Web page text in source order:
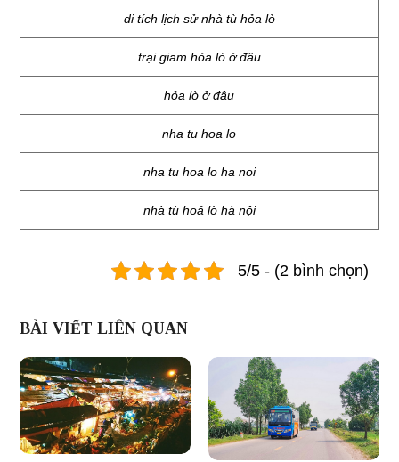
di tích lịch sử nhà tù hỏa lò
trại giam hỏa lò ở đâu
hỏa lò ở đâu
nha tu hoa lo
nha tu hoa lo ha noi
nhà tù hoả lò hà nội
5/5 - (2 bình chọn)
BÀI VIẾT LIÊN QUAN